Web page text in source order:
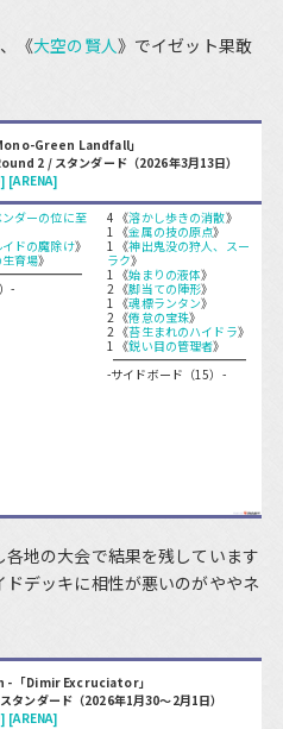
《大空の賢人》でイゼット果敢
Green Landfall」
2 / スタンダード（2026年3月13日）
[ARENA]
ダーの位に至
ドの魔除け》
育場》
-
4 《溶かし歩きの消散》
1 《金属の技の原点》
1 《神出鬼没の狩人、スー
ラク》
1 《始まりの液体》
2 《脚当ての陣形》
1 《魂標ランタン》
2 《倦怠の宝珠》
2 《苔生まれのハイドラ》
1 《鋭い目の管理者》
-サイドボード（15）-
地の大会で結果を残しています
デッキに相性が悪いのがややネ
「Dimir Excruciator」
タンダード（2026年1月30～2月1日）
[ARENA]